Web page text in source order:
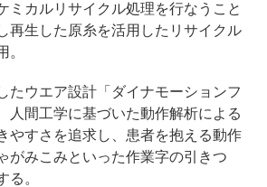
ミカルリサイクル処理を行なうこと
再生した原糸を活用したリサイクル
。
たウエア設計「ダイナモーションフ
人間工学に基づいた動作解析による
やすさを追求し、患者を抱える動作
がみこみといった作業字の引きつ
る。